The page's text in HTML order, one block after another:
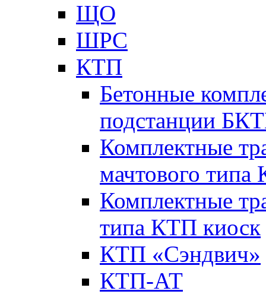
ЩО
ШРС
КТП
Бетонные
подстанции
Комплектные
мачтового
Комплектные
типа КТП киоск
КТП «Сэндвич»
КТП-АТ